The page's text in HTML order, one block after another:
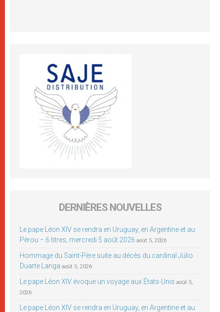
DERNIÈRES NOUVELLES
Le pape Léon XIV se rendra en Uruguay, en Argentine et au
Pérou – 6 titres, mercredi 5 août 2026 août 5, 2026
Hommage du Saint-Père suite au décès du cardinal Júlio
Duarte Langa août 5, 2026
Le pape Léon XIV évoque un voyage aux États-Unis août 5,
2026
Le pape Léon XIV se rendra en Uruguay, en Argentine et au